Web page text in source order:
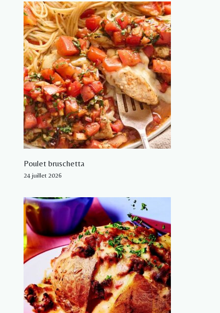
Poulet bruschetta
24 juillet 2026